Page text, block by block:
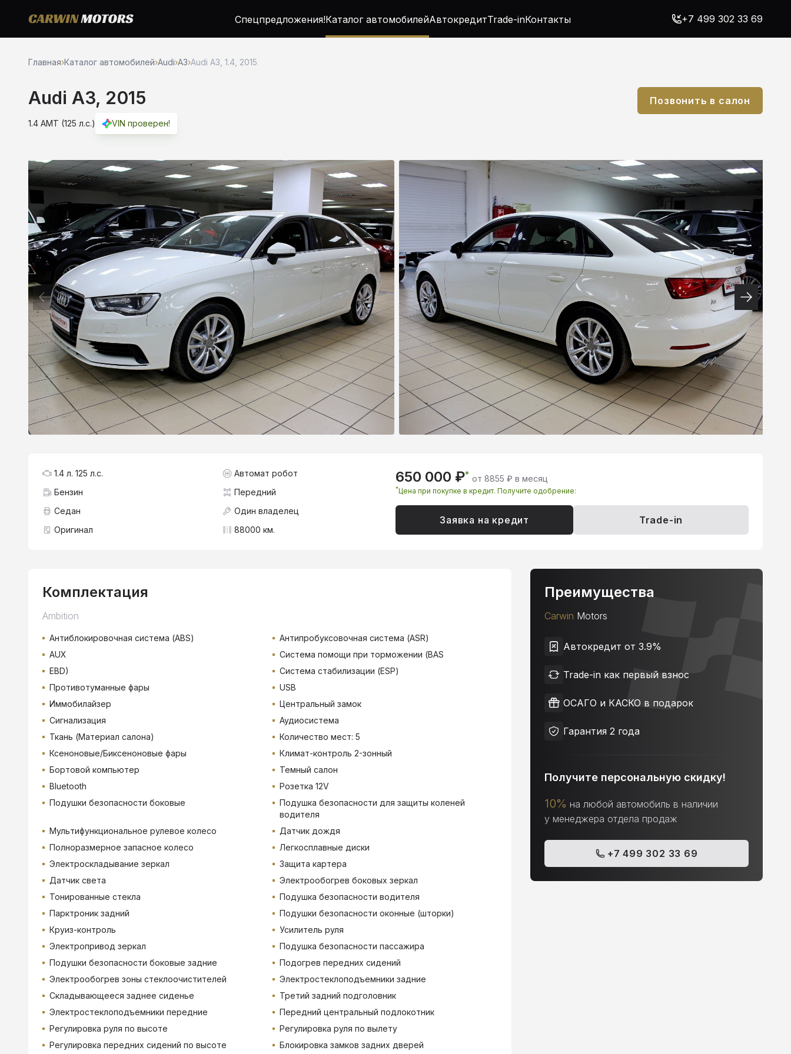
Спецпредложения!Каталог автомобилейАвтокредитTrade-inКонтакты +7 499 302 33 69
Главная›Каталог автомобилей›Audi›A3›Audi A3, 1.4, 2015
Audi A3, 2015
1.4 AMT (125 л.с.) VIN проверен!
Позвонить в салон
650 000 ₽* от 8855 ₽ в месяц
*Цена при покупке в кредит. Получите одобрение:
Заявка на кредит Trade-in
1.4 л. 125 л.с.
Автомат робот
Бензин
Передний
Седан
Один владелец
Оригинал
88000 км.
Комплектация
Ambition
Антиблокировочная система (ABS)
Антипробуксовочная система (ASR)
AUX
Система помощи при торможении (BAS
EBD)
Система стабилизации (ESP)
Противотуманные фары
USB
Иммобилайзер
Центральный замок
Сигнализация
Аудиосистема
Ткань (Материал салона)
Количество мест: 5
Ксеноновые/Биксеноновые фары
Климат-контроль 2-зонный
Бортовой компьютер
Темный салон
Bluetooth
Розетка 12V
Подушки безопасности боковые
Подушка безопасности для защиты коленей
водителя
Мультифункциональное рулевое колесо
Датчик дождя
Полноразмерное запасное колесо
Легкосплавные диски
Электроскладывание зеркал
Защита картера
Датчик света
Электрообогрев боковых зеркал
Тонированные стекла
Подушка безопасности водителя
Парктроник задний
Подушки безопасности оконные (шторки)
Круиз-контроль
Усилитель руля
Электропривод зеркал
Подушка безопасности пассажира
Подушки безопасности боковые задние
Подогрев передних сидений
Электрообогрев зоны стеклоочистителей
Электростеклоподъемники задние
Складывающееся заднее сиденье
Третий задний подголовник
Электростеклоподъемники передние
Передний центральный подлокотник
Регулировка руля по высоте
Регулировка руля по вылету
Регулировка передних сидений по высоте
Блокировка замков задних дверей
Преимущества
Carwin Motors
Автокредит от 3.9%
Trade-in как первый взнос
ОСАГО и КАСКО в подарок
Гарантия 2 года
Получите персональную скидку!
10% на любой автомобиль в наличии
у менеджера отдела продаж
+7 499 302 33 69